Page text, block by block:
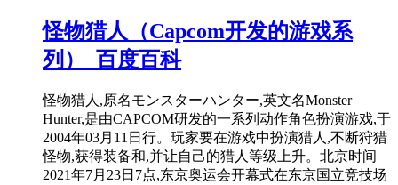
怪物猎人（Capcom开发的游戏系
列）_百度百科
怪物猎人,原名モンスターハンター,英文名Monster
Hunter,是由CAPCOM研发的一系列动作角色扮演游戏,于
2004年03月11日行。玩家要在游戏中扮演猎人,不断狩猎
怪物,获得装备和,并让自己的猎人等级上升。北京时间
2021年7月23日7点,东京奥运会开幕式在东京国立竞技场